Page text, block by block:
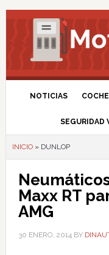
NOTICIAS
SEGURIDAD
INICIO» DUNLOP
Maxx RT
AMG
30 ENERO, 2014BY